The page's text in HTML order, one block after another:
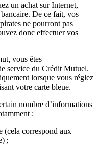
un achat sur Internet,
De ce fait, vos
ne pourront pas
donc effectuer vos
vous êtes
service du Crédit Mutuel.
lorsque vous réglez
votre carte bleue.
nombre d’informations
:
(cela correspond aux
;